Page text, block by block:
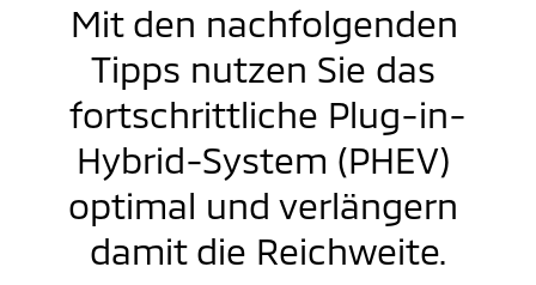
Mit den nachfolgenden
Tipps nutzen Sie das
fortschrittliche Plug-in-
Hybrid-System (PHEV)
optimal und verlängern
damit die Reichweite.